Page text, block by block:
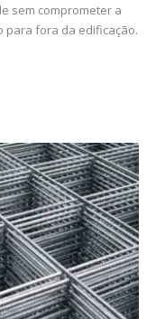
sem comprometer a
para fora da edificação.